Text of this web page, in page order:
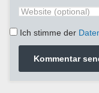
Ich stimme der